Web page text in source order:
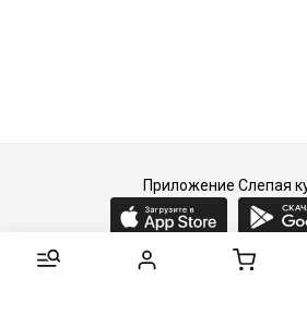
Приложение Слепая
2015-2026 © Слепая курица -